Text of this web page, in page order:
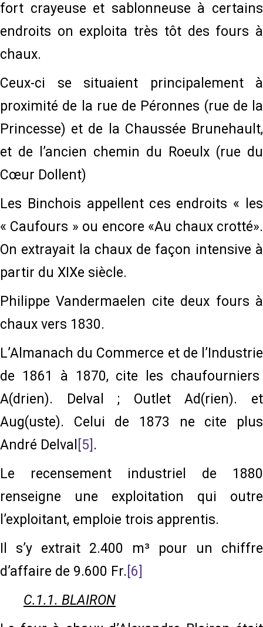
fort crayeuse et sablonneuse à certains
endroits on exploita très tôt des fours à
chaux.
Ceux-ci se situaient principalement à
proximité de la rue de Péronnes (rue de la
Princesse) et de la Chaussée Brunehault,
et de l’ancien chemin du Roeulx (rue du
Cœur Dollent)
Les Binchois appellent ces endroits « les
« Caufours » ou encore «Au chaux crotté».
On extrayait la chaux de façon intensive à
partir du XIXe siècle.
Philippe Vandermaelen cite deux fours à
chaux vers 1830.
L’Almanach du Commerce et de l’Industrie
de 1861 à 1870, cite les chaufourniers
A(drien). Delval ; Outlet Ad(rien). et
Aug(uste). Celui de 1873 ne cite plus
André Delval [5] .
Le recensement industriel de 1880
renseigne une exploitation qui outre
l’exploitant, emploie trois apprentis.
Il s’y extrait 2.400 m³ pour un chiffre
d’affaire de 9.600 Fr. [6]
C.1.1. BLAIRON